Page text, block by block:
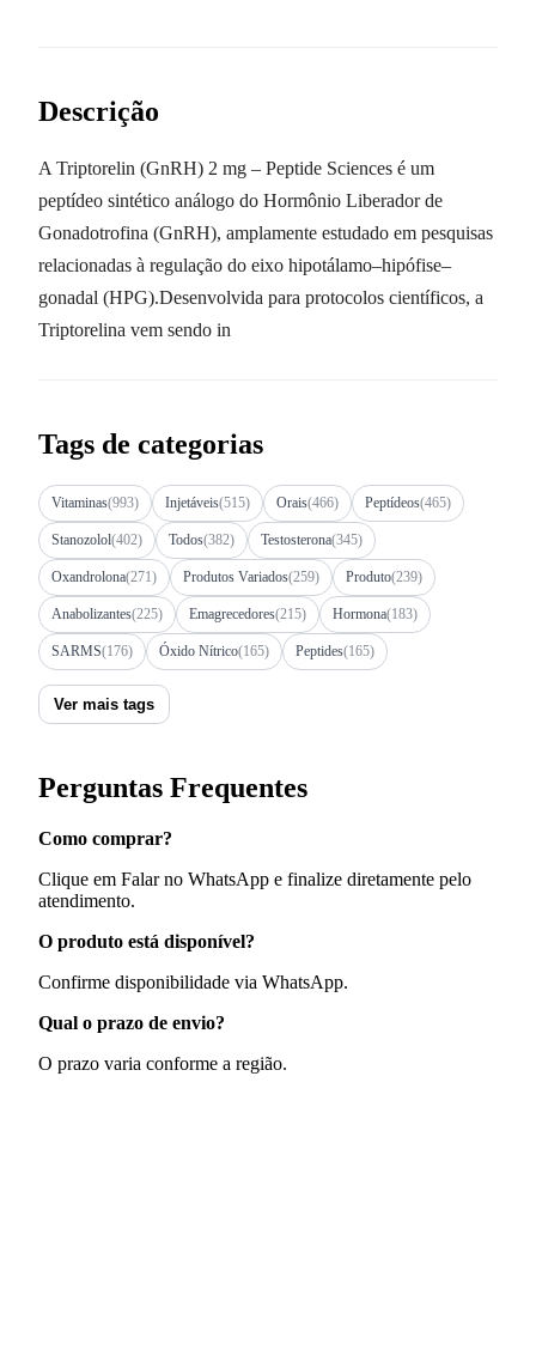
Descrição
A Triptorelin (GnRH) 2 mg – Peptide Sciences é um
peptídeo sintético análogo do Hormônio Liberador de
Gonadotrofina (GnRH), amplamente estudado em pesquisas
relacionadas à regulação do eixo hipotálamo–hipófise–
gonadal (HPG).Desenvolvida para protocolos científicos, a
Triptorelina vem sendo in
Tags de categorias
Vitaminas(993) Injetáveis(515) Orais(466) Peptídeos(465)
Stanozolol(402) Todos(382) Testosterona(345)
Oxandrolona(271) Produtos Variados(259) Produto(239)
Anabolizantes(225) Emagrecedores(215) Hormona(183)
SARMS(176) Óxido Nítrico(165) Peptides(165)
Ver mais tags
Perguntas Frequentes
Como comprar?
Clique em Falar no WhatsApp e finalize diretamente pelo
atendimento.
O produto está disponível?
Confirme disponibilidade via WhatsApp.
Qual o prazo de envio?
O prazo varia conforme a região.